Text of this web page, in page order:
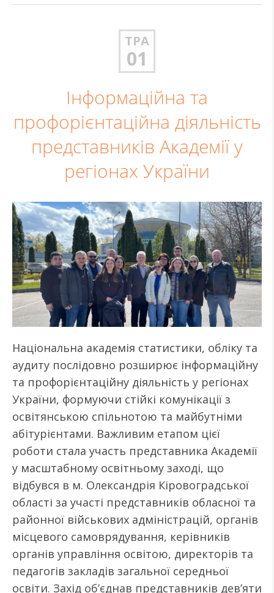
ТРА
01
Інформаційна та
профорієнтаційна діяльність
представників Академії у
регіонах України
Національна академія статистики, обліку та
аудиту послідовно розширює інформаційну
та профорієнтаційну діяльність у регіонах
України, формуючи стійкі комунікації з
освітянською спільнотою та майбутніми
абітурієнтами. Важливим етапом цієї
роботи стала участь представника Академії
у масштабному освітньому заході, що
відбувся в м. Олександрія Кіровоградської
області за участі представників обласної та
районної військових адміністрацій, органів
місцевого самоврядування, керівників
органів управління освітою, директорів та
педагогів закладів загальної середньої
освіти. Захід об’єднав представників дев’яти